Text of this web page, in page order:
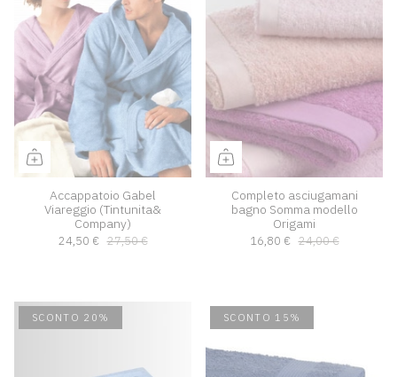
Accappatoio Gabel
Viareggio (Tintunita&
Company)
24,50 € 27,50 €
Completo asciugamani
bagno Somma modello
Origami
16,80 € 24,00 €
SCONTO 20% SCONTO 15%